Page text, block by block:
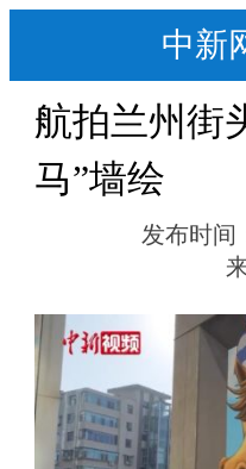
中新
航拍兰州街
马”墙绘
发布时间